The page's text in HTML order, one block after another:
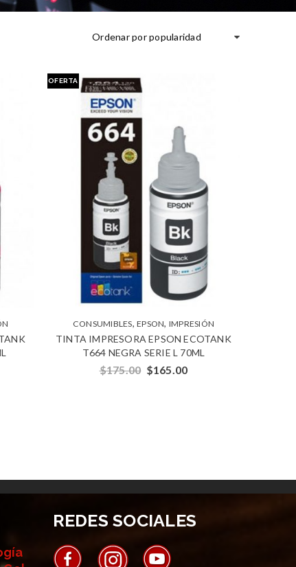
Ordenar por popularidad
OFERTA
CONSUMIBLES,EPSON, IMPRESIÓN
TINTA IMPRESORA EPSON ECOTANK
T664 NEGRA SERIE L 70ML
$175.00 $165.00
REDES SOCIALES